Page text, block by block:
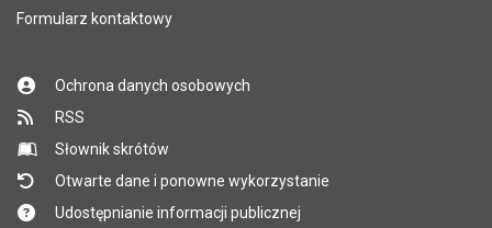
Formularz kontaktowy
Ochrona danych osobowych
RSS
Słownik skrótów
Otwarte dane i ponowne wykorzystanie
Udostępnianie informacji publicznej